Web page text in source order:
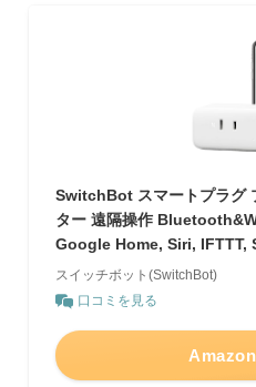
SwitchBot スマートプラグ
ター 遠隔操作
Google Home, Siri, IFTTT,
スイッチボット(SwitchBot)
口コミを見る